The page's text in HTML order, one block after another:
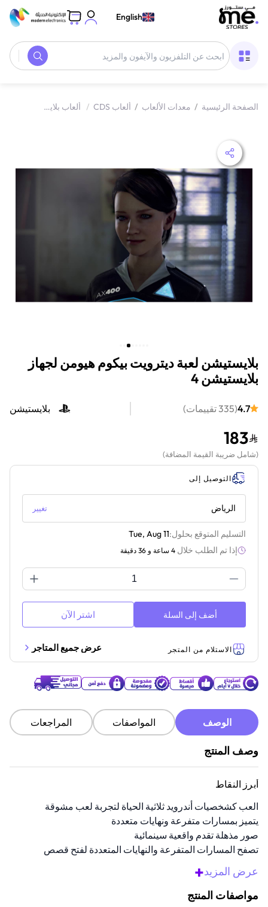
English
الصفحة الرئيسية / معدات الألعاب / ألعاب CDS / ألعاب بلايستيشن 4
بلايستيشن لعبة ديترويت بيكوم هيومن لجهاز
بلايستيشن 4
4.7
(
335تقييمات) بلايستيشن
183
(شامل ضريبة القيمة المضافة)
التوصيل إلى
الرياض تغيير
التسليم المتوقع بحلول:Tue, Aug 11
إذا تم الطلب خلال 4 ساعة و 36 دقيقة
أضف إلى السلة اشتر الآن
الاستلام من المتجر عرض جميع المتاجر
الوصف المواصفات المراجعات
وصف المنتج
أبرز النقاط
العب كشخصيات أندرويد ثلاثية الحياة لتجربة لعب مشوقة
يتميز بمسارات متفرعة ونهايات متعددة
صور مذهلة تقدم واقعية سينمائية
تصفح المسارات المتفرعة والنهايات المتعددة لفتح قصص
متوافق مع جميع إصدارات جهاز بلاي ستيشن 4
نظرة عامة
عرض المزيد+
مواصفات المنتج